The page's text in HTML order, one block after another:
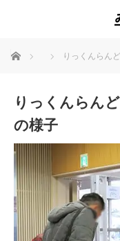
ホーム りっくんらん
りっくんらん
の様子